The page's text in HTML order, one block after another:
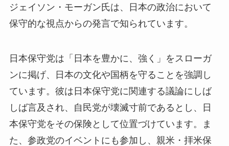
ジェイソン・モーガン氏は、日本の政治において
保守的な視点からの発言で知られています。
日本保守党は「日本を豊かに、強く」をスローガ
ンに掲げ、日本の文化や国柄を守ることを強調し
ています。彼は日本保守党に関連する議論にしば
しば言及され、自民党が壊滅寸前であるとし、日
本保守党をその保険として位置づけています。ま
た、参政党のイベントにも参加し、親米・拝米保